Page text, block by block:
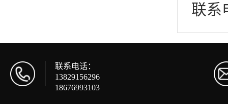
联系
联系电话：
13829156296
18676993103